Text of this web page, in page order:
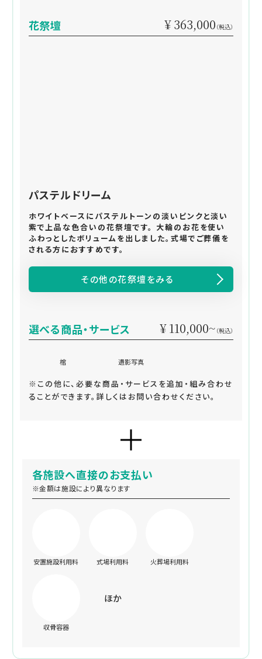
花祭壇 ¥ 363,000 （税込）
パステルドリーム
ホワイトベースにパステルトーンの淡いピンクと淡い
紫で上品な色合いの花祭壇です。 大輪のお花を使い
ふわっとしたボリュームを出しました。式場でご葬儀を
される方におすすめです。
その他の花祭壇をみる
選べる商品・サービス ¥ 110,000~ （税込）
棺 遺影写真
※この他に、必要な商品・サービスを追加・組み合わせ
ることができます。詳しくはお問い合わせください。
各施設へ直接のお支払い
※金額は施設により異なります
安置施設利用料 式場利用料 火葬場利用料
収骨容器
ほか